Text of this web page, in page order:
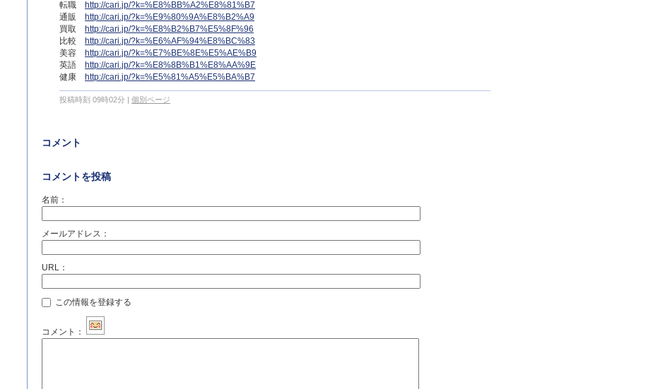
転職
http://cari.jp/?k=%E8%BB%A2%E8%81%B7
通販
http://cari.jp/?k=%E9%80%9A%E8%B2%A9
買取
http://cari.jp/?k=%E8%B2%B7%E5%8F%96
比較
http://cari.jp/?k=%E6%AF%94%E8%BC%83
美容
http://cari.jp/?k=%E7%BE%8E%E5%AE%B9
英語
http://cari.jp/?k=%E8%8B%B1%E8%AA%9E
健康
http://cari.jp/?k=%E5%81%A5%E5%BA%B7
投稿時刻 09時02分 個別ページ
コメント
コメントを投稿
名前：
メールアドレス：
URL：
この情報を登録する
コメント：